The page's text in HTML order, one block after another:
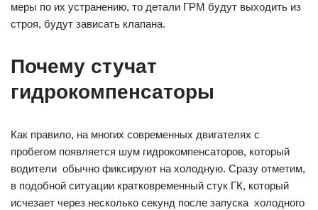
меры по их устранению, то детали ГРМ будут выходить из
строя, будут зависать клапана.
Почему стучат
гидрокомпенсаторы
Как правило, на многих современных двигателях с
пробегом появляется шум гидрокомпенсаторов, который
водители обычно фиксируют на холодную. Сразу отметим,
в подобной ситуации кратковременный стук ГК, который
исчезает через несколько секунд после запуска холодного